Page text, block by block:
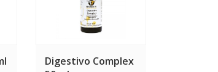
Digestivo Complex